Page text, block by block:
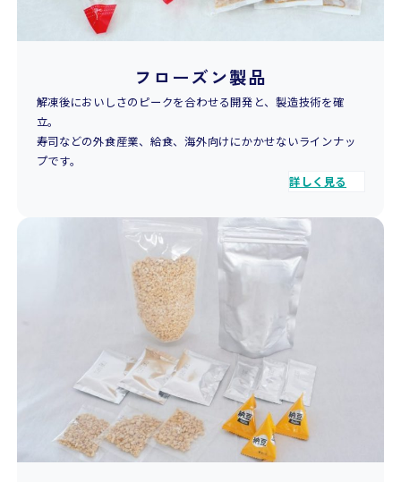
フローズン製品
解凍後においしさのピークを合わせる開発と、製造技術を確
立。
寿司などの外食産業、給食、海外向けにかかせないラインナッ
プです。
詳しく見る